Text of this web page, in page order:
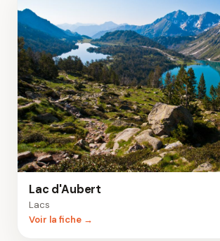
Lac d'Aubert
Lacs
Voir la fiche →